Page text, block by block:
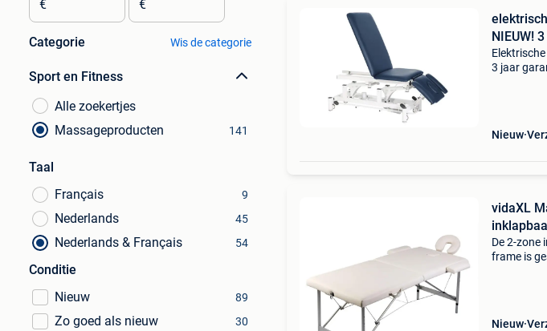
€ €
Categorie Wis de categorie
Sport en Fitness
Alle zoekertjes
Massageproducten
141
Taal
Français
9
Nederlands 45
Nederlands & Français 54
Conditie
Nieuw
89
Zo goed als nieuw 30
NIEUW!
3 jaar
Nieuw
vidaXL
De 2-zone
frame is
Nieuw